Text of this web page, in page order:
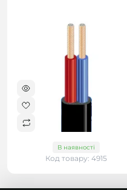
В наявності
Код товару: 4915